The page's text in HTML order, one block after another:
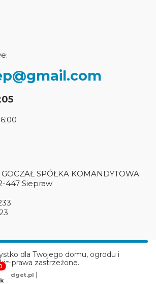
SPÓŁKA KOMANDYTOWA
447 Siepraw
dla Twojego domu, ogrodu i
prawa zastrzeżone.
|
w koszyku: 0. Zobacz szczegóły